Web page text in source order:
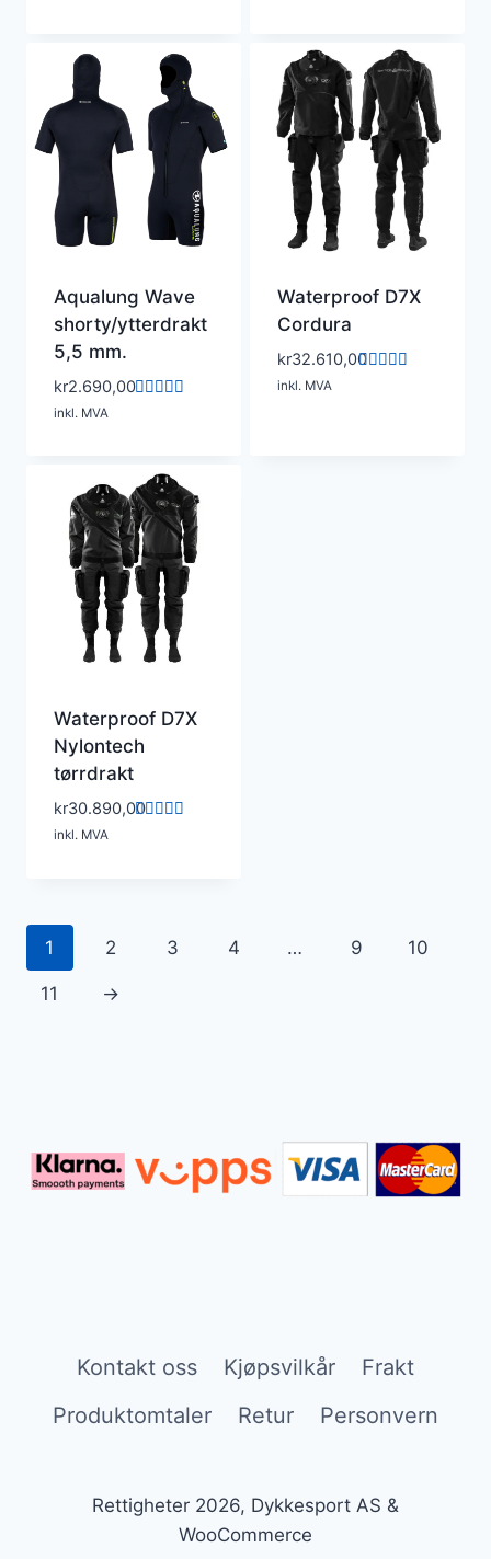
Aqualung Wave
shorty/ytterdrakt
5,5 mm.
kr2.690,00
inkl. MVA
Waterproof D7X
Cordura
kr32.610,00
inkl. MVA
Waterproof D7X
Nylontech
tørrdrakt
kr30.890,00
inkl. MVA
1 2 3 4 … 9 10
11 →
Kontakt oss Kjøpsvilkår
Frakt
Produktomtaler
Retur Personvern
Rettigheter 2026, Dykkesport AS &
WooCommerce